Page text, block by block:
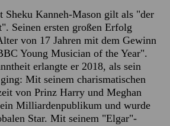
Sheku Kanneh-Mason gilt als "der
Seinen ersten großen Erfolg
von 17 Jahren mit dem Gewinn
Young Musician of the Year".
erlangte er 2018, als sein
Mit seinem charismatischen
von Prinz Harry und Meghan
Milliardenpublikum und wurde
Star. Mit seinem "Elgar"-